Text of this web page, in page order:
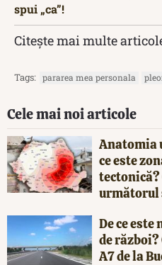
spui „ca”!
Citește mai multe
Tags: pararea mea personala
Cele mai noi articole
Anatomia
ce este
tectonică?
următorul
De ce
de
A7 de la